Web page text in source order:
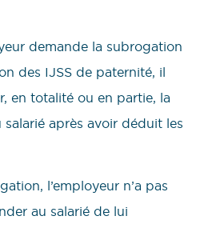
demande la subrogation
des IJSS de paternité, il
en totalité ou en partie, la
après avoir déduit les
l’employeur n’a pas
au salarié de lui